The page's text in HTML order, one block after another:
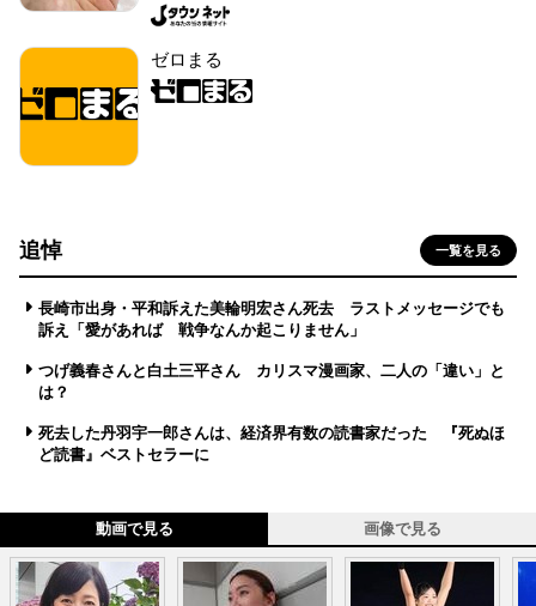
ゼロまる
追悼 一覧を見る
長崎市出身・平和訴えた美輪明宏さん死去 ラストメッセージでも
訴え「愛があれば 戦争なんか起こりません」
つげ義春さんと白土三平さん カリスマ漫画家、二人の「違い」と
は？
死去した丹羽宇一郎さんは、経済界有数の読書家だった 『死ぬほ
ど読書』ベストセラーに
動画で見る 画像で見る